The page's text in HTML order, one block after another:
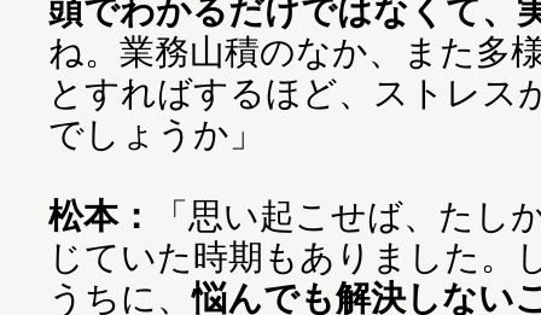
頭でわかるだけではなくて、
ね。業務山積のなか、また多
とすればするほど、ストレス
でしょうか」
松本：
「思い起こせば、たし
じていた時期もありました。
うちに、悩んでも解決しない